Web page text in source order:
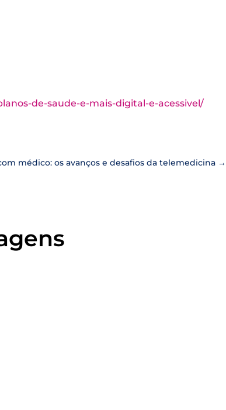
de-saude-e-mais-digital-e-acessivel/
médico: os avanços e desafios da telemedicina →